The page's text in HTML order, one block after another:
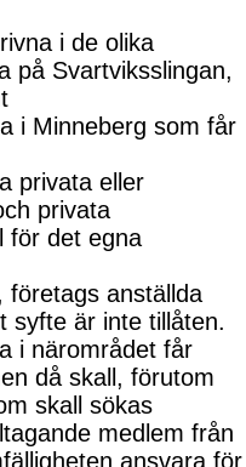
i de olika
på Svartviksslingan,
i Minneberg som får
privata eller
privata
för det egna
företags anställda
syfte är inte tillåten.
i närområdet får
då skall, förutom
skall sökas
medlem från
ansvara för